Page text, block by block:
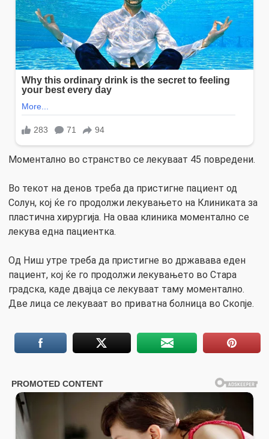
Моментално во странство се лекуваат 45 повредени.
Во текот на денов треба да пристигне пациент од
Солун, кој ќе го продолжи лекувањето на Клиниката за
пластична хирургија. На оваа клиника моментално се
лекува една пациентка.
Од Ниш утре треба да пристигне во државава еден
пациент, кој ќе го продолжи лекувањето во Стара
градска, каде двајца се лекуваат таму моментално.
Две лица се лекуваат во приватна болница во Скопје.